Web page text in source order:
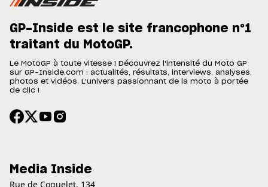
GP-Inside est le site francophone n°1
traitant du MotoGP.
Le MotoGP à toute vitesse ! Découvrez l'intensité du Moto GP
sur GP-Inside.com : actualités, résultats, interviews, analyses,
photos et vidéos. L'univers passionnant de la moto à portée
de clic !
Media Inside
Rue de Coquelet, 134